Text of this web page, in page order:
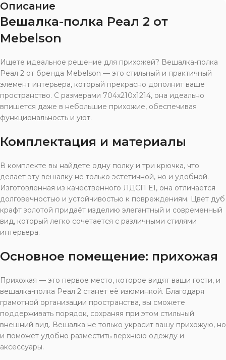
Описание
Вешалка-полка Реал 2 от
Mebelson
Ищете идеальное решение для прихожей? Вешалка-полка
Реал 2 от бренда Mebelson — это стильный и практичный
элемент интерьера, который прекрасно дополнит ваше
пространство. С размерами 704x210x1214, она идеально
впишется даже в небольшие прихожие, обеспечивая
функциональность и уют.
Комплектация и материалы
В комплекте вы найдете одну полку и три крючка, что
делает эту вешалку не только эстетичной, но и удобной.
Изготовленная из качественного ЛДСП Е1, она отличается
долговечностью и устойчивостью к повреждениям. Цвет дуб
крафт золотой придаёт изделию элегантный и современный
вид, который легко сочетается с различными стилями
интерьера.
Основное помещение: прихожая
Прихожая — это первое место, которое видят ваши гости, и
вешалка-полка Реал 2 станет её изюминкой. Благодаря
грамотной организации пространства, вы сможете
поддерживать порядок, сохраняя при этом стильный
внешний вид. Вешалка не только украсит вашу прихожую, но
и поможет удобно разместить верхнюю одежду и
аксессуары.